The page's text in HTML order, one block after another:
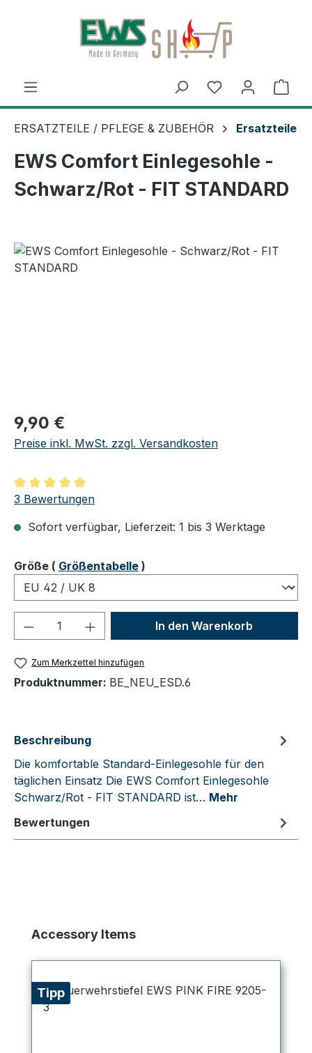
Zum Hauptinhalt springen
ERSATZTEILE / PFLEGE & ZUBEHÖR Ersatzteile
EWS Comfort Einlegesohle -
Schwarz/Rot - FIT STANDARD
Regulärer Preis:
9,90 €
Preise inkl. MwSt. zzgl. Versandkosten
Durchschnittliche Bewertung von 5 von 5 Sternen
3 Bewertungen
Sofort verfügbar, Lieferzeit: 1 bis 3 Werktage
Größeauswählen
( Größentabelle )
Produkt Anzahl: Gib denIn den Warenkorb
Zum Merkzettel hinzufügen
Produktnummer: BE_NEU_ESD.6
Beschreibung
Die komfortable Standard-Einlegesohle für den
täglichen Einsatz Die EWS Comfort Einlegesohle
Schwarz/Rot - FIT STANDARD ist… Mehr
Bewertungen
Produktgalerie überspringen
Accessory Items
Tipp